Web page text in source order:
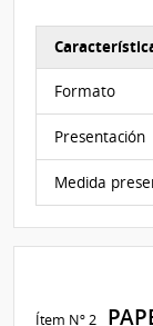
Formato
Presentación
Medida
Ítem Nº 2